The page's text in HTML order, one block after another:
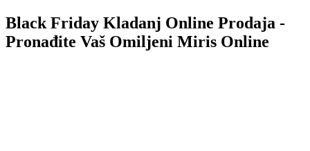
Black Friday Kladanj Online Prodaja -
Pronađite Vaš Omiljeni Miris Online